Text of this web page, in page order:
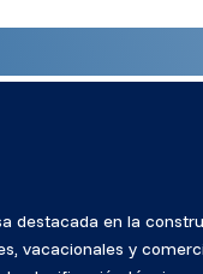
destacada en la
vacacionales y